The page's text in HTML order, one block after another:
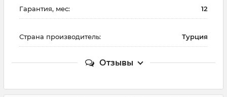
Гарантия, мес: 12
Страна производитель: Турция
Отзывы